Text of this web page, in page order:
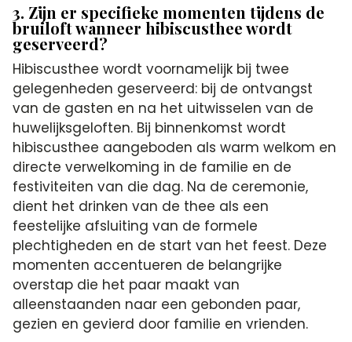
3. Zijn er specifieke momenten tijdens de
bruiloft wanneer hibiscusthee wordt
geserveerd?
Hibiscusthee wordt voornamelijk bij twee
gelegenheden geserveerd: bij de ontvangst
van de gasten en na het uitwisselen van de
huwelijksgeloften. Bij binnenkomst wordt
hibiscusthee aangeboden als warm welkom en
directe verwelkoming in de familie en de
festiviteiten van die dag. Na de ceremonie,
dient het drinken van de thee als een
feestelijke afsluiting van de formele
plechtigheden en de start van het feest. Deze
momenten accentueren de belangrijke
overstap die het paar maakt van
alleenstaanden naar een gebonden paar,
gezien en gevierd door familie en vrienden.